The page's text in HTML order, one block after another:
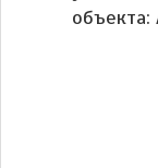
объекта: